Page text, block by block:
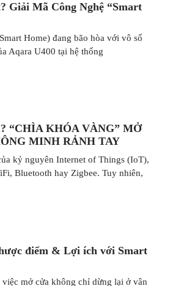
Giải Mã Công Nghệ “Smart
Home) đang bão hòa với vô số
Aqara U400 tại hệ thống
“CHÌA KHÓA VÀNG” MỞ
MINH RẢNH TAY
kỷ nguyên Internet of Things (IoT),
Bluetooth hay Zigbee. Tuy nhiên,
điểm & Lợi ích với Smart
mở cửa không chỉ dừng lại ở vân